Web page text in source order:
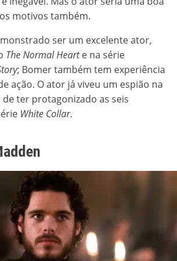
motivos também.
ser um excelente ator,
The Normal Hearte na série
; Bomer também tem experiência
ação. O ator já viveu um espião na
de ter protagonizado as seis
White Collar.